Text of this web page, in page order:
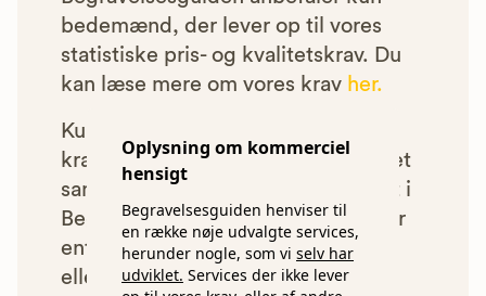
Oplysning om kommerciel
hensigt
Begravelsesguiden henviser til
en række nøje udvalgte services,
herunder nogle, som vi selv har
udviklet. Services der ikke lever
bedemænd, der lever op til vores
statistiske pris- og kvalitetskrav. Du
kan læse mere om vores krav her.
Kun bedemænd der lever op til
kravene har mulighed for at indgå et
samarbejde med os om at blive vist i
Begravelsesguiden. Bedemænd der
enten ikke lever op til vores krav,
eller som af andre årsager ikke har